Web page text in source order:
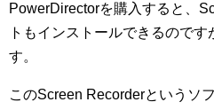
PowerDirectorを購入すると、
トもインストールできるので
す。
このScreen Recorderというソ